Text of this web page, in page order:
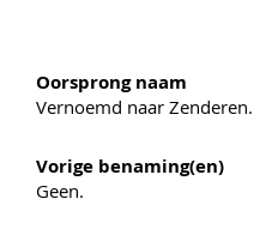
Oorsprong naam
Vernoemd naar Zenderen.
Vorige benaming(en)
Geen.